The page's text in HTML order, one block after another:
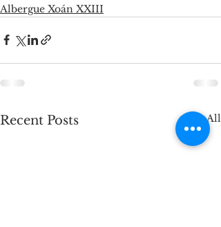
Albergue Xoán XXIII
Recent Posts See All